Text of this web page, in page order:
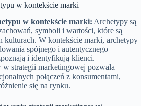
w kontekście marki
w kontekście marki: Archetypy są
symboli i wartości, które są
kulturach. W kontekście marki, archetypy
spójnego i autentycznego
i identyfikują klienci.
strategii marketingowej pozwala
połączeń z konsumentami,
się na rynku.